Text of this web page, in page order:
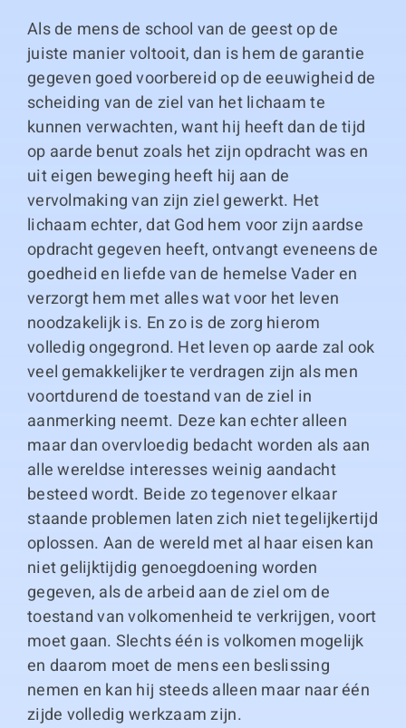
Als de mens de school van de geest op de
juiste manier voltooit, dan is hem de garantie
gegeven goed voorbereid op de eeuwigheid de
scheiding van de ziel van het lichaam te
kunnen verwachten, want hij heeft dan de tijd
op aarde benut zoals het zijn opdracht was en
uit eigen beweging heeft hij aan de
vervolmaking van zijn ziel gewerkt. Het
lichaam echter, dat God hem voor zijn aardse
opdracht gegeven heeft, ontvangt eveneens de
goedheid en liefde van de hemelse Vader en
verzorgt hem met alles wat voor het leven
noodzakelijk is. En zo is de zorg hierom
volledig ongegrond. Het leven op aarde zal ook
veel gemakkelijker te verdragen zijn als men
voortdurend de toestand van de ziel in
aanmerking neemt. Deze kan echter alleen
maar dan overvloedig bedacht worden als aan
alle wereldse interesses weinig aandacht
besteed wordt. Beide zo tegenover elkaar
staande problemen laten zich niet tegelijkertijd
oplossen. Aan de wereld met al haar eisen kan
niet gelijktijdig genoegdoening worden
gegeven, als de arbeid aan de ziel om de
toestand van volkomenheid te verkrijgen, voort
moet gaan. Slechts één is volkomen mogelijk
en daarom moet de mens een beslissing
nemen en kan hij steeds alleen maar naar één
zijde volledig werkzaam zijn.